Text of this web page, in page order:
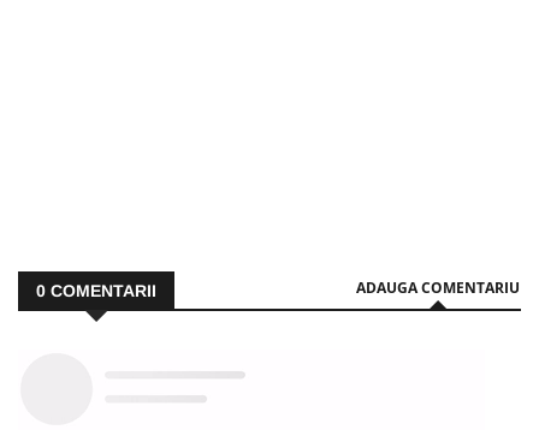
0 COMENTARII ADAUGA COMENTARIU